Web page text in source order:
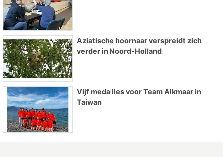
Aziatische hoornaar verspreidt zich
verder in Noord-Holland
Vijf medailles voor Team Alkmaar in
Taiwan